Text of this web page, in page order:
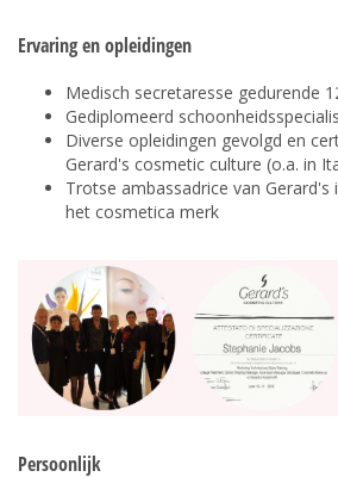
Ervaring en opleidingen
Medisch secretaresse gedurende
Gediplomeerd
Diverse opleidingen gevolgd en
Gerard's cosmetic culture (o.a. in
Trotse ambassadrice van Gerard's
het cosmetica merk
Persoonlijk